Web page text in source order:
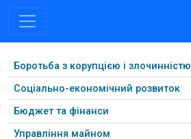
Боротьба з корупцією і злочинністю
Соціально-економічний розвиток
Бюджет та фінанси
Управління майном